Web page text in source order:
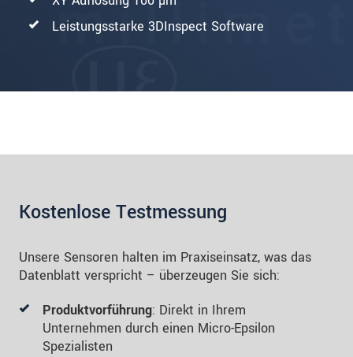
Leistungsstarke 3DInspect Software
Kostenlose Testmessung
Unsere Sensoren halten im Praxiseinsatz, was das
Datenblatt verspricht – überzeugen Sie sich:
Produktvorführung: Direkt in Ihrem
Unternehmen durch einen Micro-Epsilon
Spezialisten